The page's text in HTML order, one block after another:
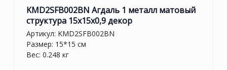
KMD2SFB002BN Агдаль 1 металл матовый
структура 15x15x0,9 декор
Артикул: KMD2SFB002BN
Размер: 15*15 см
Вес: 0.248 кг